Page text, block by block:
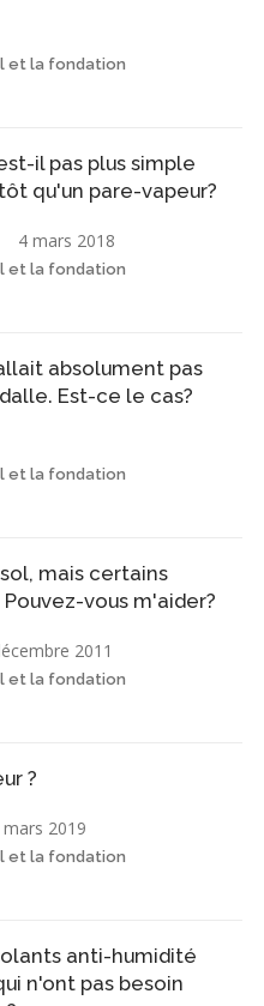
et la fondation
il pas plus simple
qu'un pare-vapeur?
4 mars 2018
et la fondation
absolument pas
Est-ce le cas?
et la fondation
mais certains
vous m'aider?
2011
et la fondation
?
mars 2019
et la fondation
anti-humidité
n'ont pas besoin